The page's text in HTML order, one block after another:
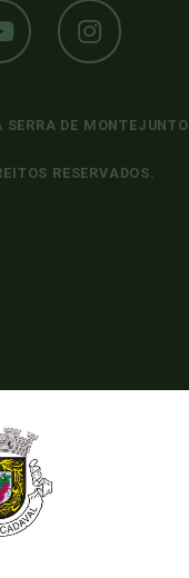
DE MONTEJUNTO
RESERVADOS.